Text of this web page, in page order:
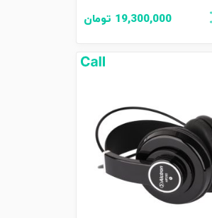
19,300,000 تومان